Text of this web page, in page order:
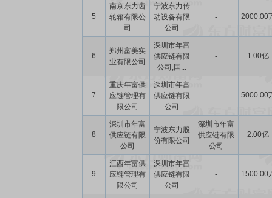
5
南京东力齿
轮箱有限公
司
宁波东力传
动设备有限
公司
- 2000.00
6
郑州富美实
业有限公司
深圳市年富
供应链有限
公司,国...
- 1.00亿
7
重庆年富供
应链管理有
限公司
深圳市年富
供应链有限
公司
- 5000.00
8
深圳市年富
供应链有限
公司
宁波东力股
份有限公司
深圳市年富
供应链有限
公司
2.00亿
9
江西年富供
应链管理有
限公司
深圳市年富
供应链有限
公司
- 1500.00